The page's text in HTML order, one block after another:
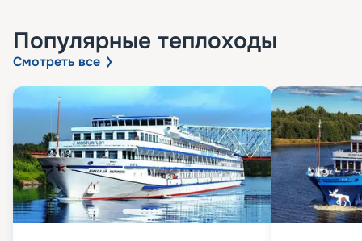
Популярные теплоходы
Смотреть все